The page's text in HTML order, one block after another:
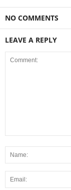
NO COMMENTS
LEAVE A REPLY